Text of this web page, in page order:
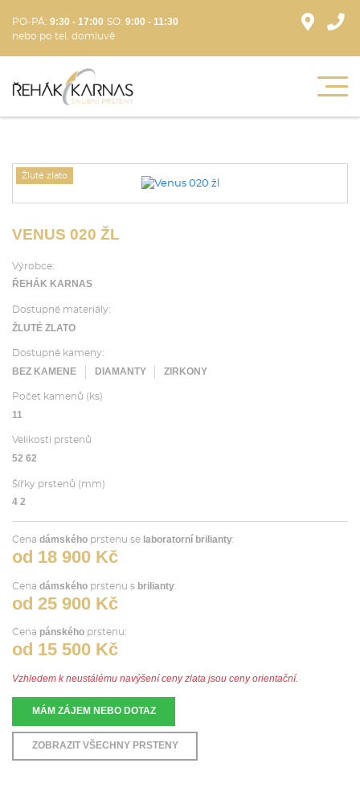
PO-PÁ: 9:30 - 17:00 SO: 9:00 - 11:30
nebo po tel. domluvě
Žluté zlato
VENUS 020 ŽL
Výrobce:
ŘEHÁK KARNAS
Dostupné materiály:
ŽLUTÉ ZLATO
Dostupné kameny:
BEZ KAMENE DIAMANTY ZIRKONY
Počet kamenů (ks)
11
Velikosti prstenů
52 62
Šířky prstenů (mm)
4 2
Cena dámského prstenu se laboratorní brilianty:
od 18 900 Kč
Cena dámského prstenu s brilianty:
od 25 900 Kč
Cena pánského prstenu:
od 15 500 Kč
Vzhledem k neustálému navýšení ceny zlata jsou ceny orientační.
MÁM ZÁJEM NEBO DOTAZ
ZOBRAZIT VŠECHNY PRSTENY